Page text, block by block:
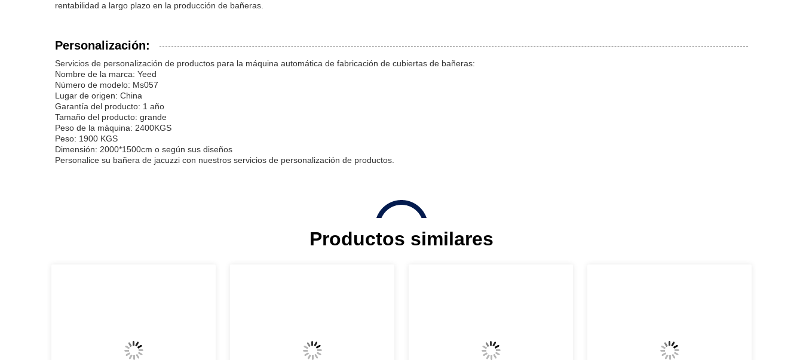
rentabilidad a largo plazo en la producción de bañeras.
Personalización:
Servicios de personalización de productos para la máquina automática de fabricación de cubiertas de bañeras:
Nombre de la marca: Yeed
Número de modelo: Ms057
Lugar de origen: China
Garantía del producto: 1 año
Tamaño del producto: grande
Peso de la máquina: 2400KGS
Peso: 1900 KGS
Dimensión: 2000*1500cm o según sus diseños
Personalice su bañera de jacuzzi con nuestros servicios de personalización de productos.
Productos similares